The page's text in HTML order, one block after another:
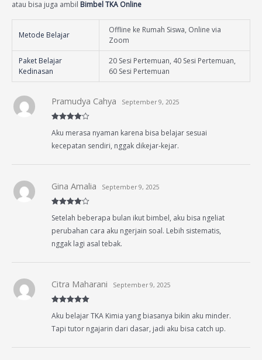
atau bisa juga ambil Bimbel TKA Online
Metode Belajar
Offline ke Rumah Siswa, Online via
Zoom
Paket Belajar
Kedinasan
20 Sesi Pertemuan, 40 Sesi Pertemuan,
60 Sesi Pertemuan
out of 5
Pramudya Cahya September 9, 2025
Aku merasa nyaman karena bisa belajar sesuai
kecepatan sendiri, nggak dikejar-kejar.
out of 5
Gina Amalia September 9, 2025
Setelah beberapa bulan ikut bimbel, aku bisa ngeliat
perubahan cara aku ngerjain soal. Lebih sistematis,
nggak lagi asal tebak.
of 5
Citra Maharani September 9, 2025
Aku belajar TKA Kimia yang biasanya bikin aku minder.
Tapi tutor ngajarin dari dasar, jadi aku bisa catch up.